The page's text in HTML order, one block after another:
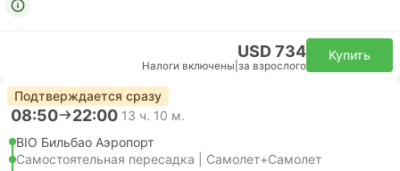
USD 734
Налоги включены за взрослого
Купить
Подтверждается сразу
08:50 22:00 13 ч. 10 м.
BIO Бильбао Аэропорт
Самостоятельная пересадка | Самолет+Самолет